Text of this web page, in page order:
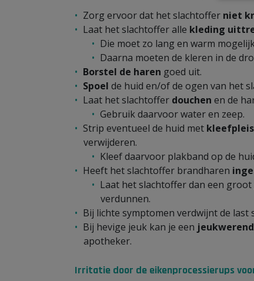
Zorg ervoor dat het slachtoffer niet
Laat het slachtoffer alle kleding
Die moet zo lang en warm
Daarna moeten de kleren in de
Borstel de haren goed uit.
Spoel de huid en/of de ogen van het
Laat het slachtoffer douchen en de
Gebruik daarvoor water en zeep.
Strip eventueel de huid met
verwijderen.
Kleef daarvoor plakband op de
Heeft het slachtoffer brandharen
Laat het slachtoffer dan een
verdunnen.
Bij lichte symptomen verdwijnt de
Bij hevige jeuk kan je een
apotheker.
Irritatie door de eikenprocessierups